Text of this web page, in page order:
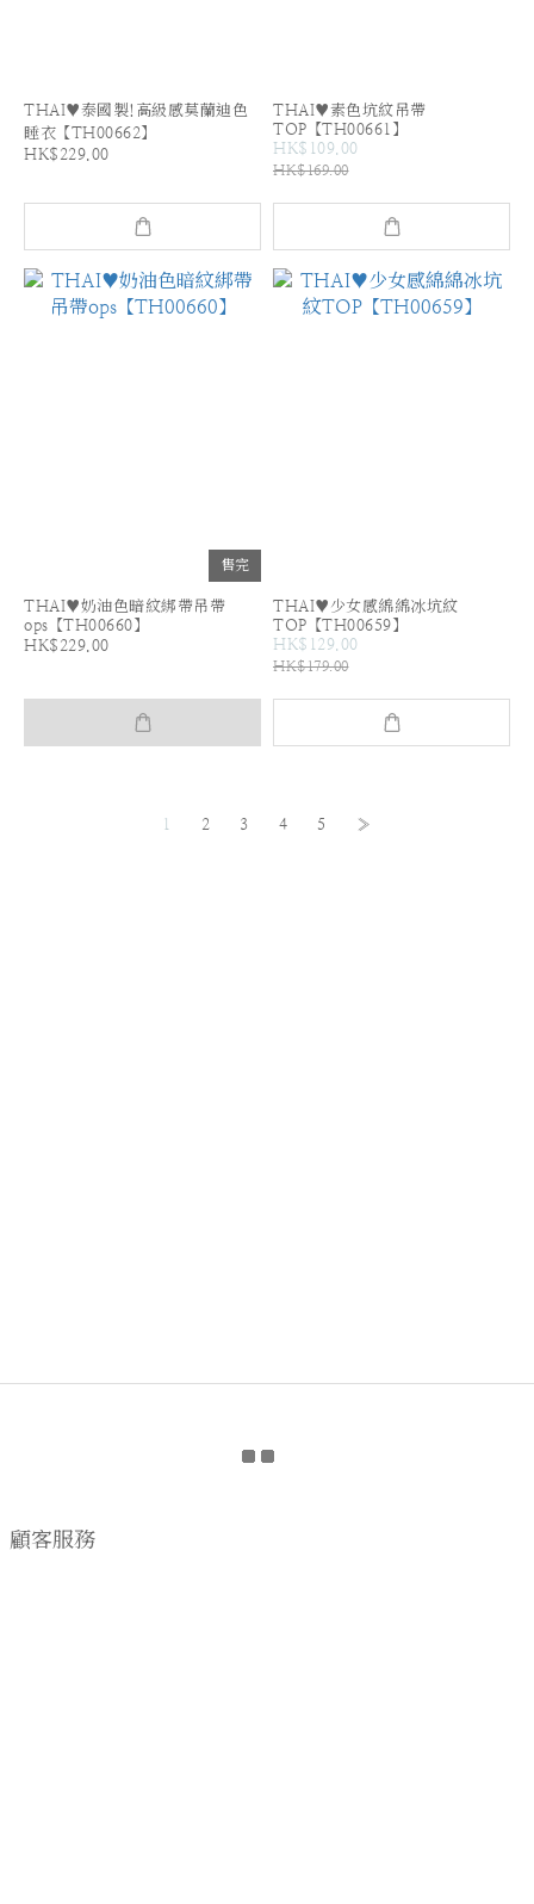
THAI♥泰國製!高級感莫蘭迪色
睡衣【TH00662】
HK$229.00
THAI♥素色坑紋吊帶
TOP【TH00661】
HK$109.00
HK$169.00
售完
THAI♥奶油色暗紋綁帶吊帶
ops【TH00660】
HK$229.00
THAI♥少女感綿綿冰坑紋
TOP【TH00659】
HK$129.00
HK$179.00
2 3 4 5 »
顧客服務